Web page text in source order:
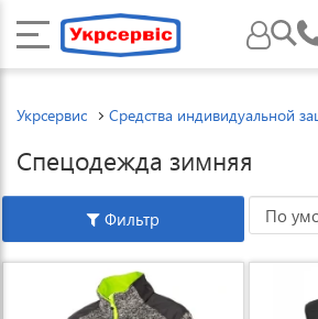
Укрсервис Средства индивидуальной
Спецодежда зимняя
Фильтр